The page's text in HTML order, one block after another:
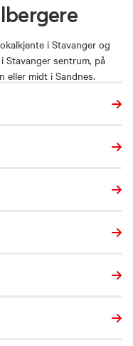
i Stavanger og
Stavanger sentrum, på
eller midt i Sandnes.